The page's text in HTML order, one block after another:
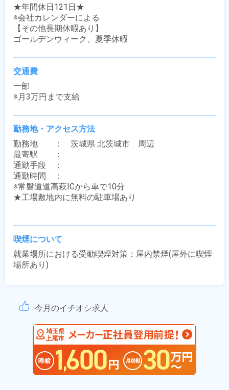
★年間休日121日★
※会社カレンダーによる
【その他長期休暇あり】
ゴールデンウィーク、夏季休暇
交通費
一部
※月3万円まで支給
勤務地・アクセス方法
勤務地　　：　茨城県 北茨城市　周辺
最寄駅　　：
通勤手段　：
通勤時間　：
※常磐道道高萩ICから車で10分
★工場敷地内に無料の駐車場あり
喫煙について
就業場所における受動喫煙対策：屋内禁煙(屋外に喫煙
場所あり)
今月のイチオシ求人